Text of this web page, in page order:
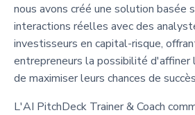
nous avons créé une solution basée
interactions réelles avec des
investisseurs en capital-risque,
entrepreneurs la possibilité d'affiner
de maximiser leurs chances de
L'AI PitchDeck Trainer & Coach